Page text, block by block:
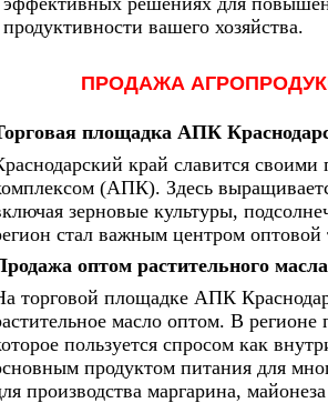
продуктивности вашего хозяйства.
ПРОДАЖА
площадка АПК
край славится
(АПК). Здесь
зерновые культуры,
стал важным центром
оптом растительного масла
торговой площадке АПК
масло оптом. В регионе
пользуется спросом как
продуктом питания для
производства маргарина,